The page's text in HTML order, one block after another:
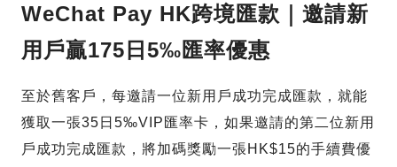
WeChat Pay HK跨境匯款｜邀請新
用戶贏175日5‰匯率優惠
至於舊客戶，每邀請一位新用戶成功完成匯款，就能
獲取一張35日5‰VIP匯率卡，如果邀請的第二位新用
戶成功完成匯款，將加碼獎勵一張HK$15的手續費優